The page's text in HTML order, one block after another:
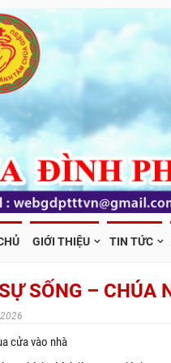
GIỚI THIỆU TIN TỨC
SỐNG – CHÚA
cửa vào nhà